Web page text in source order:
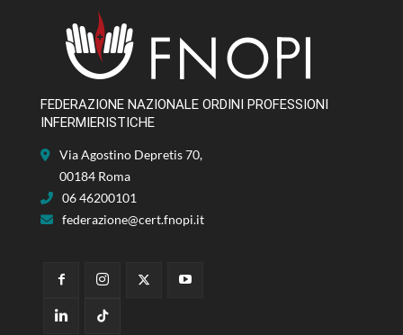
FEDERAZIONE NAZIONALE ORDINI PROFESSIONI
INFERMIERISTICHE
Via Agostino Depretis 70,
00184 Roma
06 46200101
federazione@cert.fnopi.it